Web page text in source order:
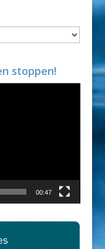
stoppen!
00:47